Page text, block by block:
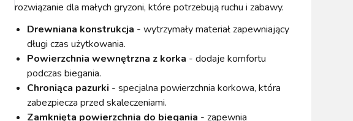
MUCHY W STAJNI.
STOP
2022
rozwiązanie dla małych gryzoni, które potrzebują ruchu i zabawy.
Drewniana konstrukcja - wytrzymały materiał zapewniający
długi czas użytkowania.
Powierzchnia wewnętrzna z korka - dodaje komfortu
podczas biegania.
Chroniąca pazurki - specjalna powierzchnia korkowa, która
zabezpiecza przed skaleczeniami.
Zamknięta powierzchnia do biegania - zapewnia